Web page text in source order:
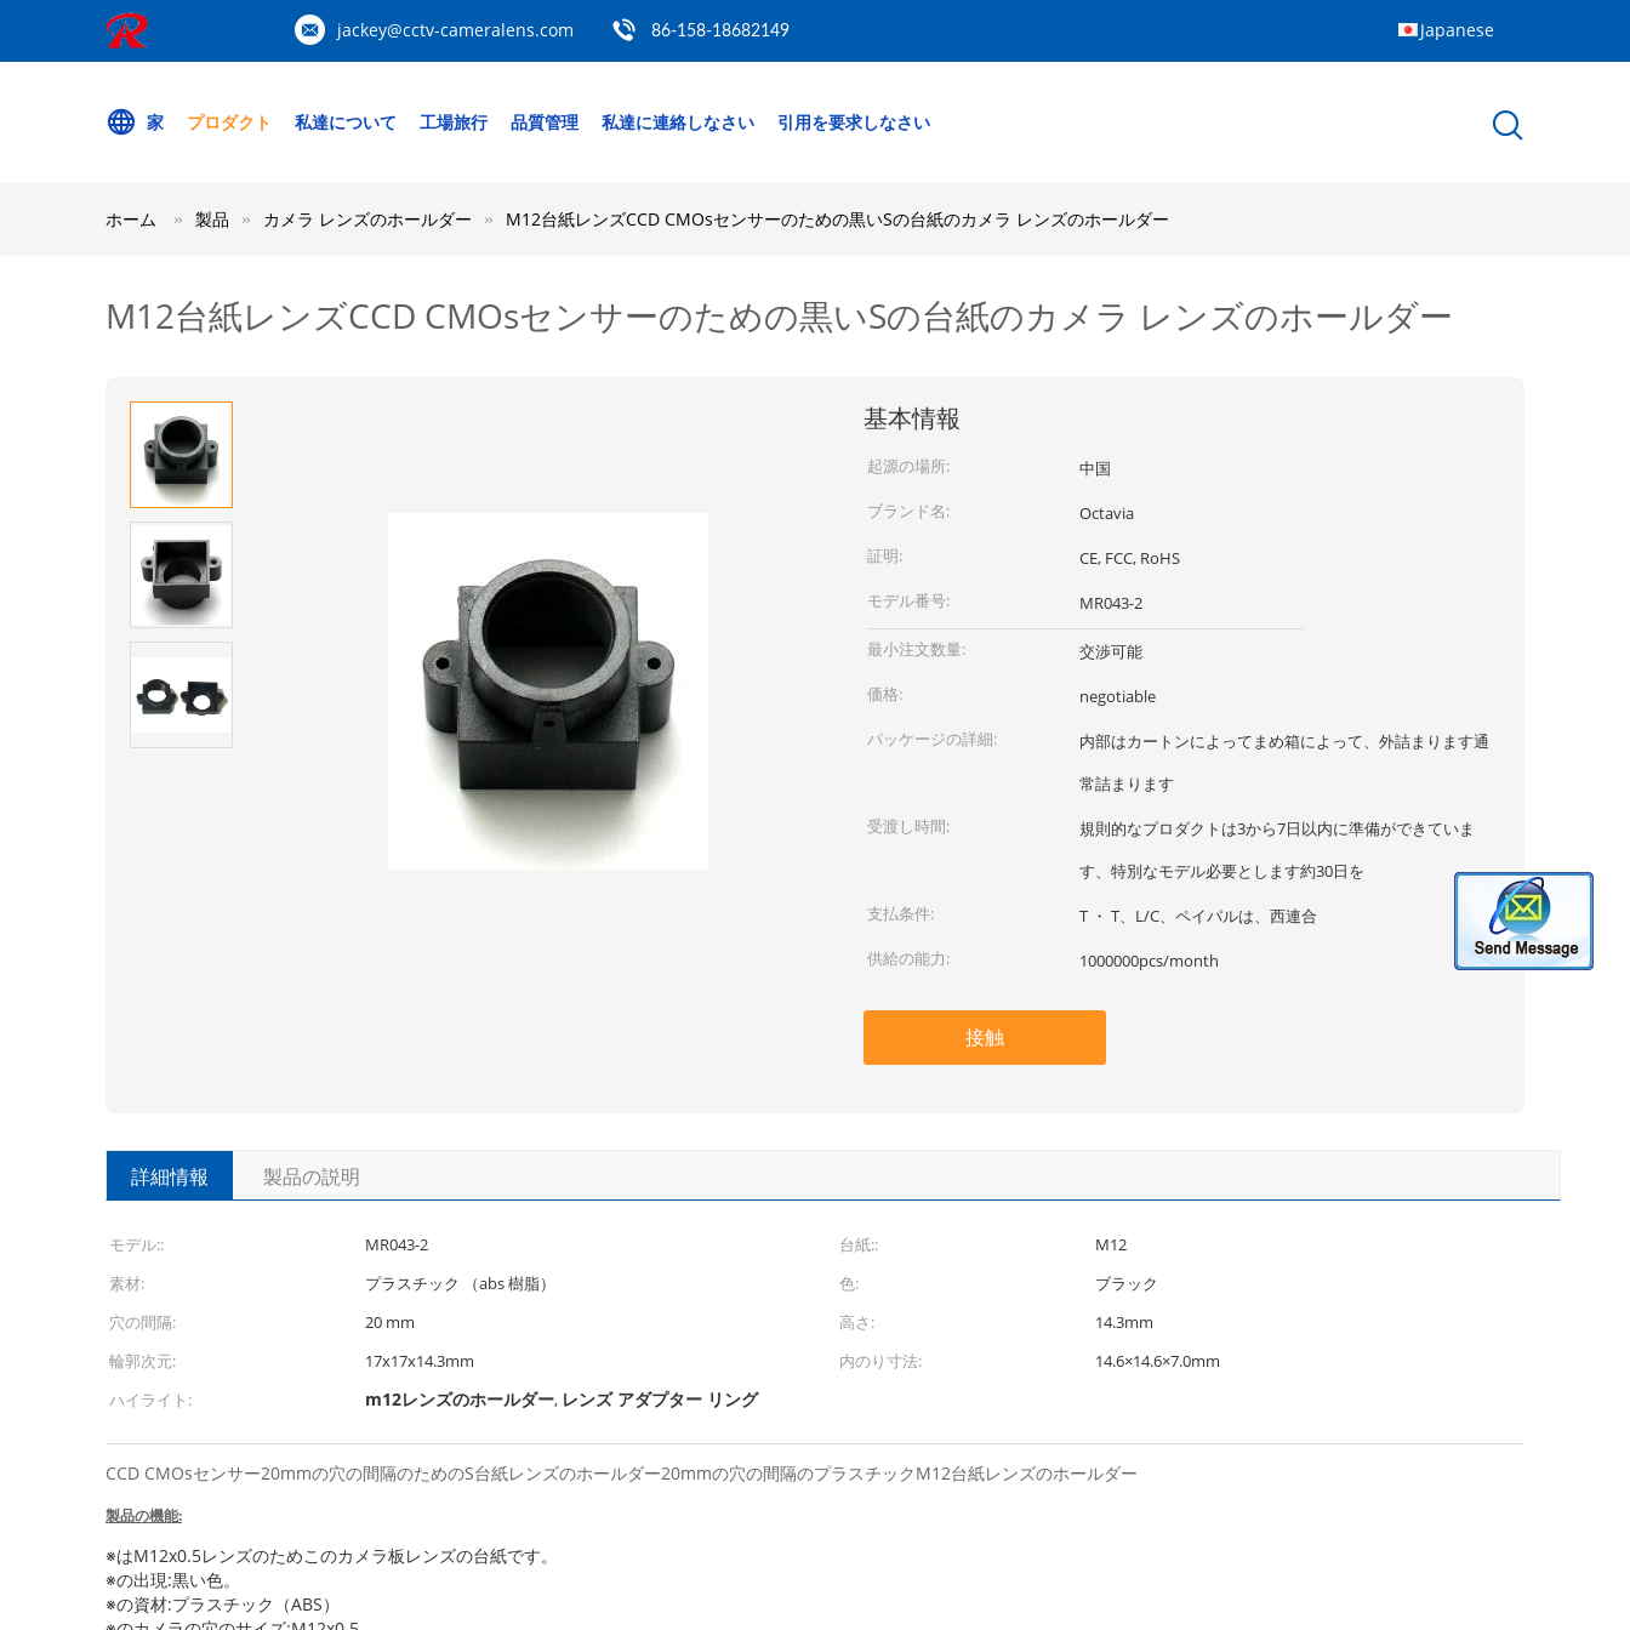
jackey@cctv-cameralens.com 86-158-18682149 Japanese
家 プロダクト 私達について 工場旅行 品質管理 私達に連絡しなさい 引用を要求しなさい
ホーム 製品 カメラ レンズのホールダー M12台紙レンズCCD CMOsセンサーのための黒いSの台紙のカメラ レンズのホールダー
M12台紙レンズCCD CMOsセンサーのための黒いSの台紙のカメラ レンズのホールダー
基本情報
起源の場所:
中国
ブランド名:
Octavia
証明:
CE, FCC, RoHS
モデル番号:
MR043-2
最小注文数量:
交渉可能
価格:
negotiable
パッケージの詳細:
内部はカートンによってまめ箱によって、外詰まります通
常詰まります
受渡し時間:
規則的なプロダクトは3から7日以内に準備ができていま
す、特別なモデル必要とします約30日を
支払条件:
T ・ T、L/C、ペイパルは、西連合
供給の能力:
1000000pcs/month
接触
詳細情報 製品の説明
モデル:: MR043-2 台紙::
M12
素材:
プラスチック （abs 樹脂） 色:
ブラック
穴の間隔:
20 mm 高さ:
14.3mm
輪郭次元:
17x17x14.3mm 内のり寸法:
14.6×14.6×7.0mm
ハイライト:
m12レンズのホールダー, レンズ アダプター リング
CCD CMOsセンサー20mmの穴の間隔のためのS台紙レンズのホールダー20mmの穴の間隔のプラスチックM12台紙レンズのホールダー
製品の機能:
※はM12x0.5レンズのためこのカメラ板レンズの台紙です。
※の出現:黒い色。
※の資材:プラスチック（ABS）